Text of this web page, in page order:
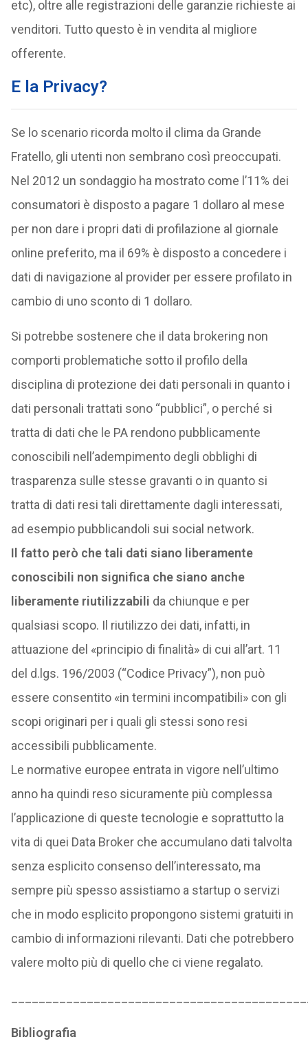
etc), oltre alle registrazioni delle garanzie richieste ai
venditori. Tutto questo è in vendita al migliore
offerente.
E la Privacy?
Se lo scenario ricorda molto il clima da Grande
Fratello, gli utenti non sembrano così preoccupati.
Nel 2012 un sondaggio ha mostrato come l’11% dei
consumatori è disposto a pagare 1 dollaro al mese
per non dare i propri dati di profilazione al giornale
online preferito, ma il 69% è disposto a concedere i
dati di navigazione al provider per essere profilato in
cambio di uno sconto di 1 dollaro.
Si potrebbe sostenere che il data brokering non
comporti problematiche sotto il profilo della
disciplina di protezione dei dati personali in quanto i
dati personali trattati sono “pubblici”, o perché si
tratta di dati che le PA rendono pubblicamente
conoscibili nell’adempimento degli obblighi di
trasparenza sulle stesse gravanti o in quanto si
tratta di dati resi tali direttamente dagli interessati,
ad esempio pubblicandoli sui social network.
Il fatto però che tali dati siano liberamente
conoscibili non significa che siano anche
liberamente riutilizzabili da chiunque e per
qualsiasi scopo. Il riutilizzo dei dati, infatti, in
attuazione del «principio di finalità» di cui all’art. 11
del d.lgs. 196/2003 (“Codice Privacy”), non può
essere consentito «in termini incompatibili» con gli
scopi originari per i quali gli stessi sono resi
accessibili pubblicamente.
Le normative europee entrata in vigore nell’ultimo
anno ha quindi reso sicuramente più complessa
l’applicazione di queste tecnologie e soprattutto la
vita di quei Data Broker che accumulano dati talvolta
senza esplicito consenso dell’interessato, ma
sempre più spesso assistiamo a startup o servizi
che in modo esplicito propongono sistemi gratuiti in
cambio di informazioni rilevanti. Dati che potrebbero
valere molto più di quello che ci viene regalato.
Bibliografia